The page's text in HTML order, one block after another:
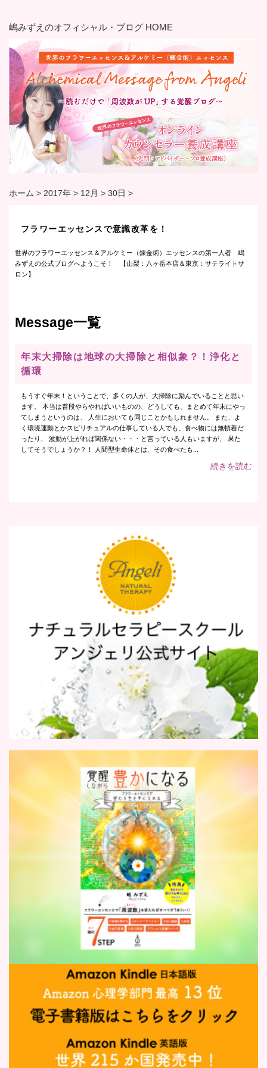
嶋みずえのオフィシャル・ブログ HOME
ホーム > 2017年 > 12月 > 30日 >
フラワーエッセンスで意識改革を！
世界のフラワーエッセンス＆アルケミー（錬金術）エッセンスの第一人者 嶋
みずえの公式ブログへようこそ！ 【山梨：八ヶ岳本店＆東京：サテライトサ
ロン】
Message一覧
年末大掃除は地球の大掃除と相似象？！浄化と
循環
もうすぐ年末！ということで、多くの人が、大掃除に励んでいることと思い
ます。 本当は普段やらやればいいものの、どうしても、まとめて年末にやっ
てしまうというのは、 人生においても同じことかもしれません。 また、よ
く環境運動とかスピリチュアルの仕事している人でも、食べ物には無頓着だ
ったり、 波動が上がれば関係ない・・・と言っている人もいますが、 果た
してそうでしょうか？！ 人間型生命体とは、その食べたも...
続きを読む